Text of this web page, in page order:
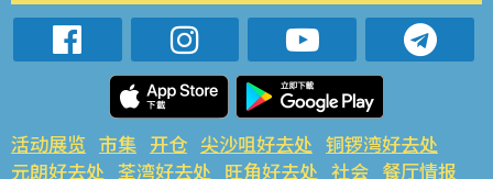
活动展览 市集 开仓 尖沙咀好去处 铜锣湾好去处
元朗好去处 荃湾好去处 旺角好去处 社会 餐厅情报